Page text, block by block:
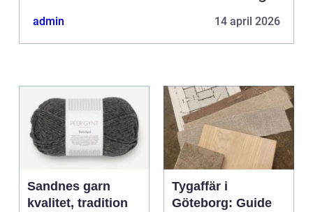
admin 14 april 2026
Sandnes garn
kvalitet, tradition
Tygaffär i
Göteborg: Guide